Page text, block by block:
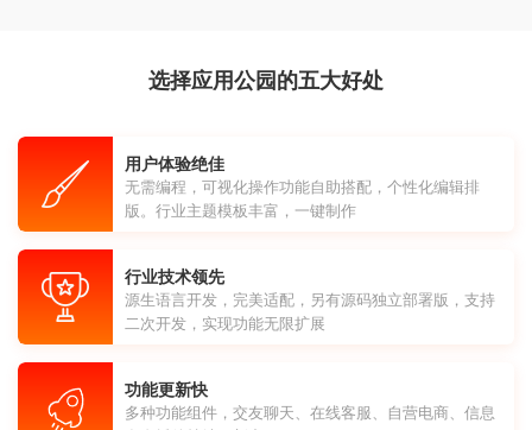
选择应用公园的五大好处
用户体验绝佳
无需编程，可视化操作功能自助搭配，个性化编辑排
版。行业主题模板丰富，一键制作
行业技术领先
源生语言开发，完美适配，另有源码独立部署版，支持
二次开发，实现功能无限扩展
功能更新快
多种功能组件，交友聊天、在线客服、自营电商、信息